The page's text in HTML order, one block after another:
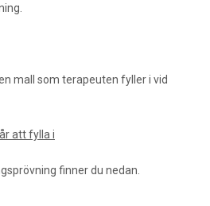
mall som terapeuten fyller i vid
att fylla i
finner du nedan.